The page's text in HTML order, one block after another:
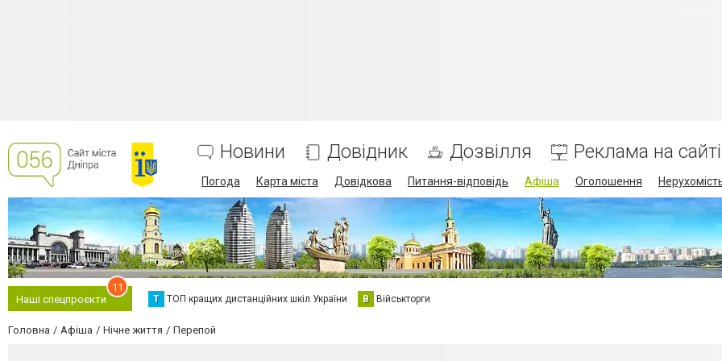
Новини Довідник Дозвілля Реклама на сайті
Погода Карта міста Довідкова Питання-відповідь Афіша Оголошення
Наші спецпроєкти
11
Т ТОП кращих дистанційних шкіл України В Військторги
Головна Афіша Нічне життя Перепой